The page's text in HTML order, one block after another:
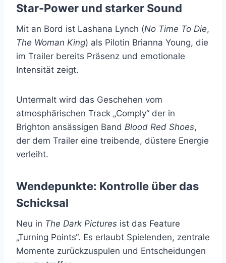
Star-Power und starker Sound
Mit an Bord ist Lashana Lynch (No Time To Die,
The Woman King) als Pilotin Brianna Young, die
im Trailer bereits Präsenz und emotionale
Intensität zeigt.
Untermalt wird das Geschehen vom
atmosphärischen Track „Comply“ der in
Brighton ansässigen Band Blood Red Shoes,
der dem Trailer eine treibende, düstere Energie
verleiht.
Wendepunkte: Kontrolle über das
Schicksal
Neu in The Dark Pictures ist das Feature
„Turning Points“. Es erlaubt Spielenden, zentrale
Momente zurückzuspulen und Entscheidungen